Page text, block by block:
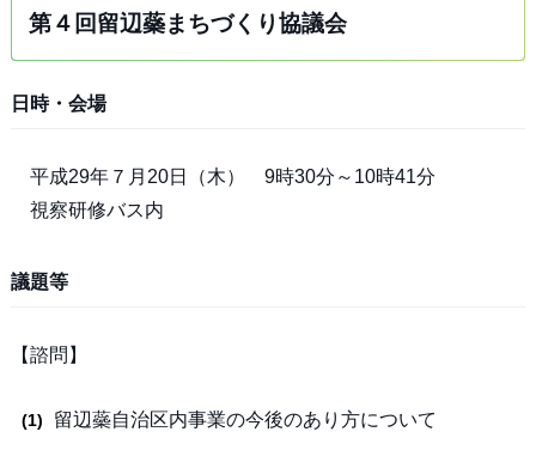
第４回留辺蘂まちづくり協議会
日時・会場
平成29年７月20日（木） 9時30分～10時41分
視察研修バス内
議題等
【諮問】
留辺蘂自治区内事業の今後のあり方について